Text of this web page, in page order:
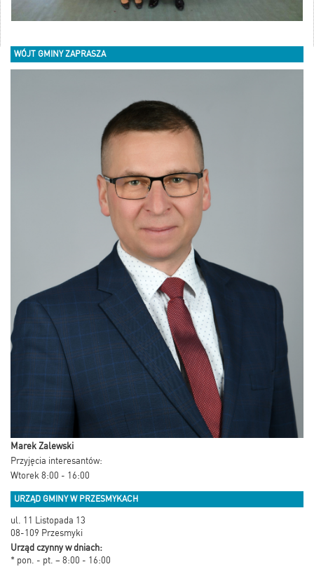
WÓJT GMINY ZAPRASZA
Marek Zalewski
Przyjęcia interesantów:
Wtorek 8:00 - 16:00
URZĄD GMINY W PRZESMYKACH
ul. 11 Listopada 13
08-109 Przesmyki
Urząd czynny w dniach:
* pon. - pt. – 8:00 - 16:00